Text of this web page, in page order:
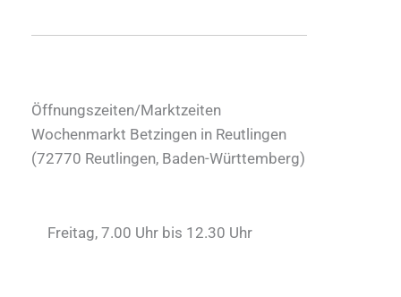
Öffnungszeiten/Marktzeiten
Wochenmarkt Betzingen in Reutlingen
(72770 Reutlingen, Baden-Württemberg)
Freitag, 7.00 Uhr bis 12.30 Uhr